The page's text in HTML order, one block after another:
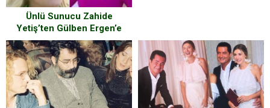
Ünlü Sunucu Zahide
Yetiş’ten Gülben Ergen’e
Şoke Eden Sözler